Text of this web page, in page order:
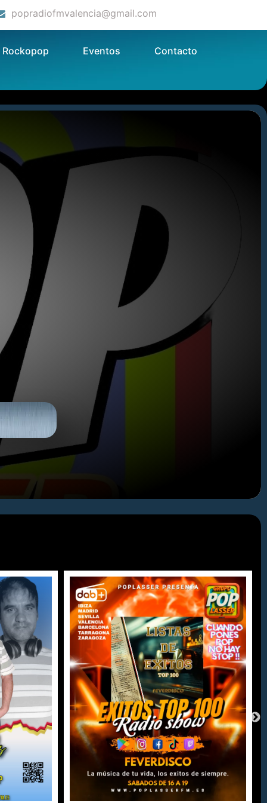
popradiofmvalencia@gmail.com
Rockopop Eventos Contacto